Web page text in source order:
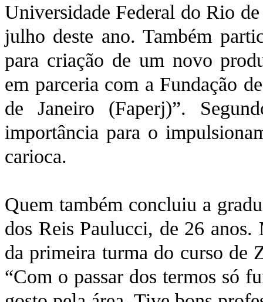
Universidade Federal do Rio
julho deste ano. Também
para criação de um novo
em parceria com a Fundação
de Janeiro (Faperj)”.
importância para o
carioca.
Quem também concluiu a
dos Reis Paulucci, de 26
da primeira turma do curso de
“Com o passar dos termos só